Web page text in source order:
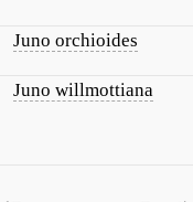
Juno orchioides
Juno willmottiana